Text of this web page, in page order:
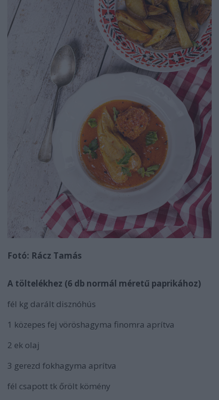
Fotó: Rácz Tamás
A töltelékhez (6 db normál méretű paprikához)
fél kg darált disznóhús
1 közepes fej vöröshagyma finomra aprítva
2 ek olaj
3 gerezd fokhagyma aprítva
fél csapott tk őrölt kömény